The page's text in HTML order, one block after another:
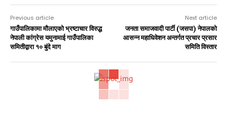
Previous article
गाउँपालिकामा मौलाएको भ्रष्टाचार विरुद्ध
नेपाली कांग्रेस यमुनामाई गाउँपालिका
समितीद्वारा १० बुंदे माग
Next article
जनता समाजवादी पार्टी (जसपा) नेपालको
आसन्न महाधिवेशन अन्तर्गत प्रचार प्रसार
समिति विस्तार